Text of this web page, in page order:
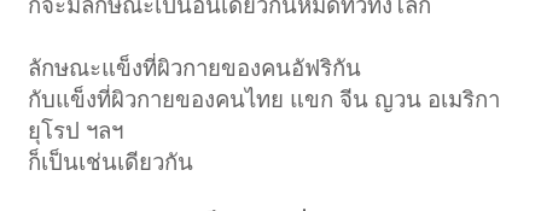
ก็จะมีลักษณะเป็นอันเดียวกันหมดทั่วทั้งโลก
ลักษณะแข็งที่ผิวกายของคนอัฟริกัน
กับแข็งที่ผิวกายของคนไทย แขก จีน ญวน อเมริกา
ยุโรป ฯลฯ
ก็เป็นเช่นเดียวกัน